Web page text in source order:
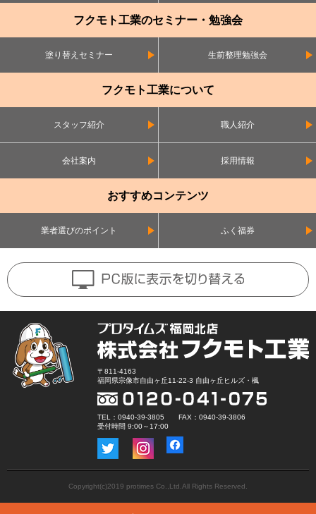
フクモト工業のセミナー・勉強会
塗り替えセミナー 生前整理勉強会
フクモト工業について
スタッフ紹介 職人紹介
会社案内 採用情報
おすすめコンテンツ
業者選びのポイント ふく福券
〒811-4163
福岡県宗像市自由ヶ丘11-22-3 自由ヶ丘ヒルズ・楓
TEL：0940-39-3805 FAX：0940-39-3806
受付時間 9:00～17:00
Copyright(c)2019 protimes Co.,Ltd.All Rights Reserved.